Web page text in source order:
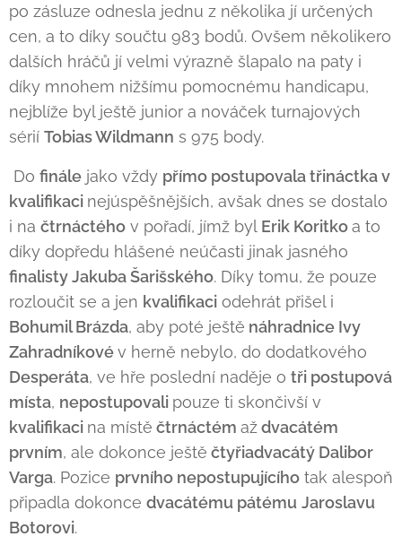
po zásluze odnesla jednu z několika jí určených
cen, a to díky součtu 983 bodů. Ovšem několikero
dalších hráčů jí velmi výrazně šlapalo na paty i
díky mnohem nižšímu pomocnému handicapu,
nejblíže byl ještě junior a nováček turnajových
sérií Tobias Wildmann s 975 body.
Do finále jako vždy přímo postupovala třináctka v
kvalifikaci nejúspěšnějších, avšak dnes se dostalo
i na čtrnáctého v pořadí, jímž byl Erik Koritkoa to
díky dopředu hlášené neúčasti jinak jasného
finalisty Jakuba Šarišského. Díky tomu, že pouze
rozloučit se a jen kvalifikaci odehrát přišel i
Bohumil Brázda, aby poté ještě náhradnice Ivy
Zahradníkovév herně nebylo, do dodatkového
Desperáta, ve hře poslední naděje o tři postupová
místa, nepostupovali pouze ti skončivší v
kvalifikaci na místě čtrnáctém aždvacátém
prvním, ale dokonce ještě čtyřiadvacátý Dalibor
Varga. Pozice prvního nepostupujícího tak alespoň
připadla dokonce dvacátému pátému Jaroslavu
Botorovi.